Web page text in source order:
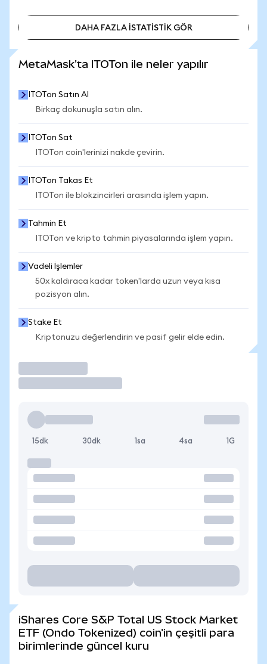
DAHA FAZLA İSTATİSTİK GÖR
MetaMask'ta ITOTon ile neler yapılır
ITOTon Satın Al
Birkaç dokunuşla satın alın.
ITOTon Sat
ITOTon coin'lerinizi nakde çevirin.
ITOTon Takas Et
ITOTon ile blokzincirleri arasında işlem yapın.
Tahmin Et
ITOTon ve kripto tahmin piyasalarında işlem yapın.
Vadeli İşlemler
50x kaldıraca kadar token'larda uzun veya kısa
pozisyon alın.
Stake Et
Kriptonuzu değerlendirin ve pasif gelir elde edin.
15dk 30dk 1sa 4sa 1G
iShares Core S&P Total US Stock Market
ETF (Ondo Tokenized) coin'in çeşitli para
birimlerinde güncel kuru